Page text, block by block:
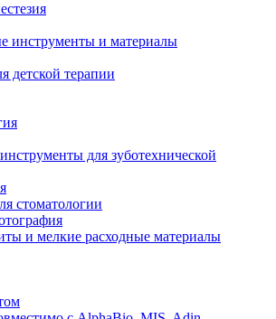
инструменты и материалы
детской терапии
для зуботехнической
стоматологии
и мелкие расходные материалы